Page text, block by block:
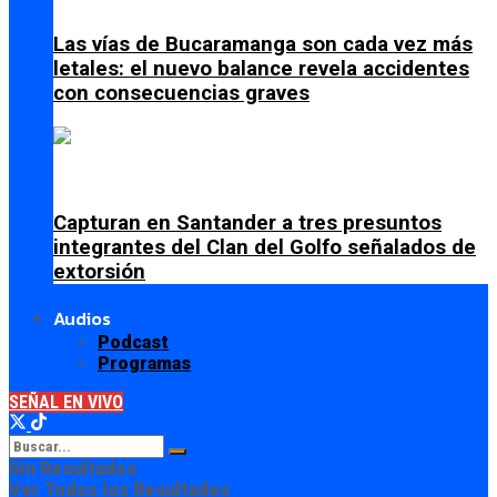
Las vías de Bucaramanga son cada vez más
letales: el nuevo balance revela accidentes
con consecuencias graves
Capturan en Santander a tres presuntos
integrantes del Clan del Golfo señalados de
extorsión
Audios
Podcast
Programas
SEÑAL EN VIVO
Sin Resultados
Ver Todos los Resultados